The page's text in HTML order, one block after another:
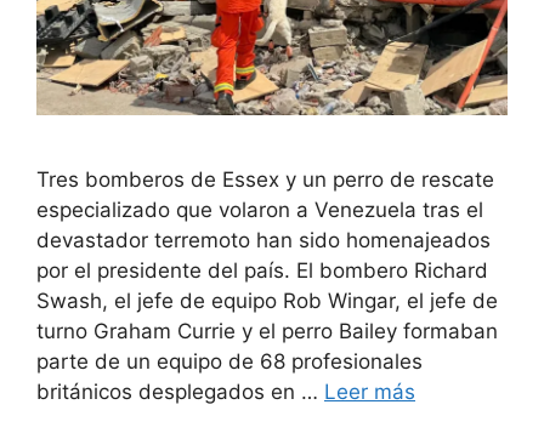
Tres bomberos de Essex y un perro de rescate
especializado que volaron a Venezuela tras el
devastador terremoto han sido homenajeados
por el presidente del país. El bombero Richard
Swash, el jefe de equipo Rob Wingar, el jefe de
turno Graham Currie y el perro Bailey formaban
parte de un equipo de 68 profesionales
británicos desplegados en … Leer más